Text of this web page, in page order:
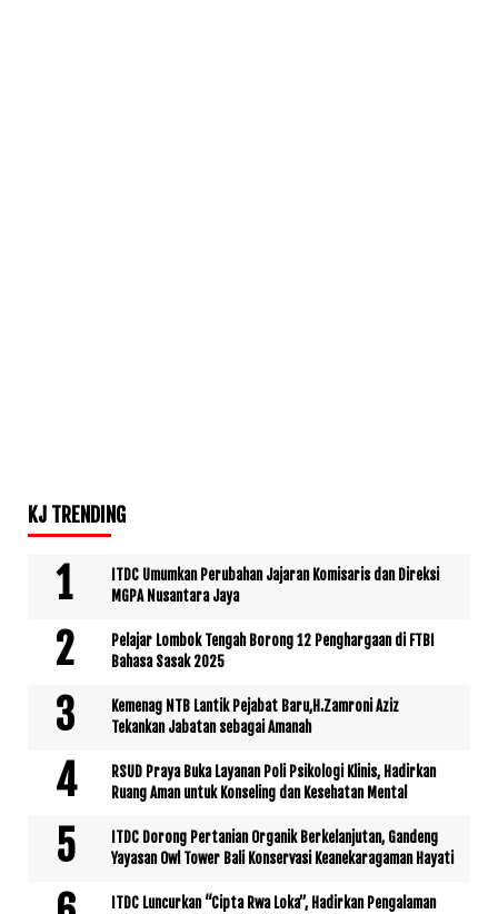
KJ TRENDING
ITDC Umumkan Perubahan Jajaran Komisaris dan Direksi
MGPA Nusantara Jaya
Pelajar Lombok Tengah Borong 12 Penghargaan di FTBI
Bahasa Sasak 2025
Kemenag NTB Lantik Pejabat Baru,H.Zamroni Aziz
Tekankan Jabatan sebagai Amanah
RSUD Praya Buka Layanan Poli Psikologi Klinis, Hadirkan
Ruang Aman untuk Konseling dan Kesehatan Mental
ITDC Dorong Pertanian Organik Berkelanjutan, Gandeng
Yayasan Owl Tower Bali Konservasi Keanekaragaman Hayati
ITDC Luncurkan “Cipta Rwa Loka”, Hadirkan Pengalaman